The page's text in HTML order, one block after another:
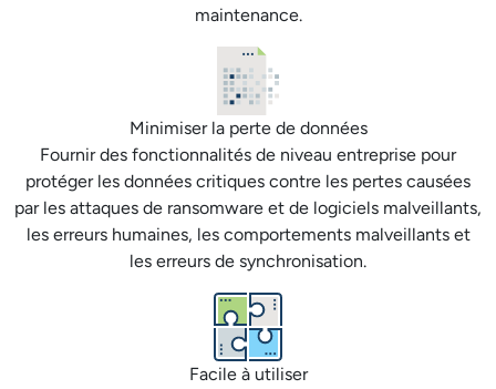
maintenance.
Minimiser la perte de données
Fournir des fonctionnalités de niveau entreprise pour
protéger les données critiques contre les pertes causées
par les attaques de ransomware et de logiciels malveillants,
les erreurs humaines, les comportements malveillants et
les erreurs de synchronisation.
Facile à utiliser